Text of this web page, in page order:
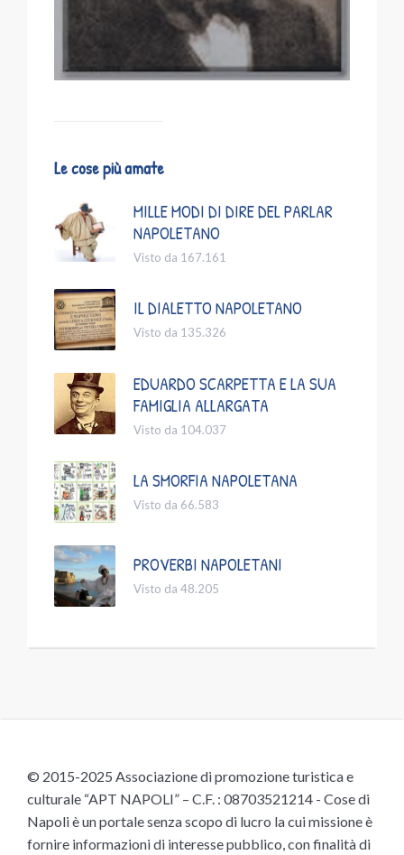
Le cose più amate
MILLE MODI DI DIRE DEL PARLAR
NAPOLETANO
Visto da 167.161
IL DIALETTO NAPOLETANO
Visto da 135.326
EDUARDO SCARPETTA E LA SUA
FAMIGLIA ALLARGATA
Visto da 104.037
LA SMORFIA NAPOLETANA
Visto da 66.583
PROVERBI NAPOLETANI
Visto da 48.205
© 2015-2025 Associazione di promozione turistica e
culturale “APT NAPOLI” – C.F. : 08703521214 - Cose di
Napoli è un portale senza scopo di lucro la cui missione è
fornire informazioni di interesse pubblico, con finalità di